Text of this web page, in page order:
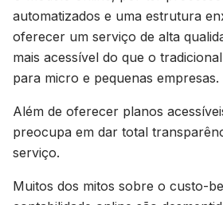
automatizados e uma estrutura
oferecer um serviço de alta
mais acessível do que o
para micro e pequenas empresas.
Além de oferecer planos
preocupa em dar total
serviço.
Muitos dos mitos sobre o custo-